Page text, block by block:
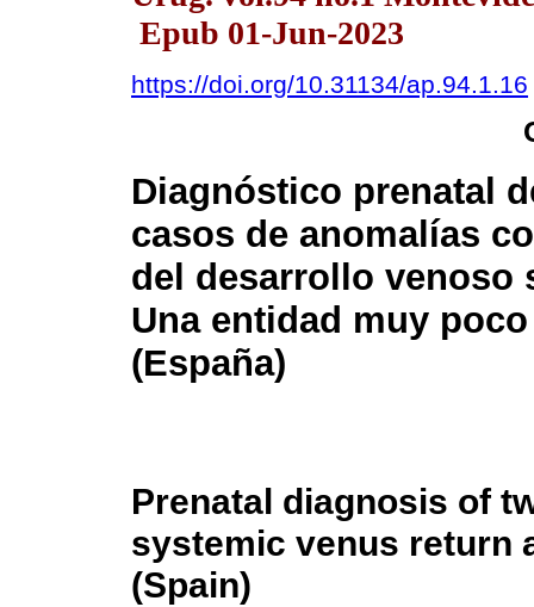
Epub 01-Jun-2023
https://doi.org/10.31134/ap.94.1.16
Diagnóstico prenatal
casos de anomalías
del desarrollo venoso
Una entidad muy
(España)
Prenatal diagnosis of
systemic venus return
(Spain)